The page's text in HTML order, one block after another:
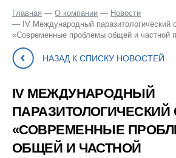
Главная О компании
Новости
IV Международный паразитологический
«Современные проблемы общей и частной
НАЗАД К СПИСКУ НОВОСТЕЙ
IV МЕЖДУНАРОДНЫЙ
«СОВРЕМЕННЫЕ
ОБЩЕЙ И ЧАСТНОЙ